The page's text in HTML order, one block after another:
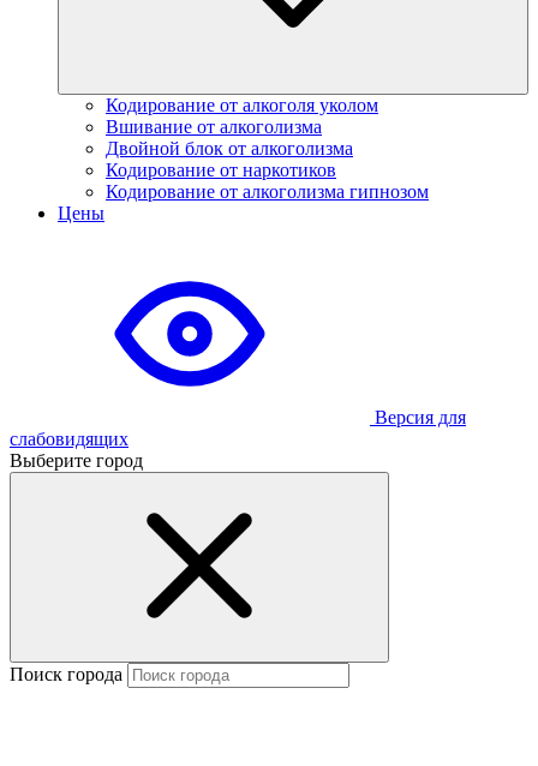
Кодирование от алкоголя уколом
Вшивание от алкоголизма
Двойной блок от алкоголизма
Кодирование от наркотиков
Кодирование от алкоголизма гипнозом
Цены
Версия для
слабовидящих
Выберите город
Поиск города